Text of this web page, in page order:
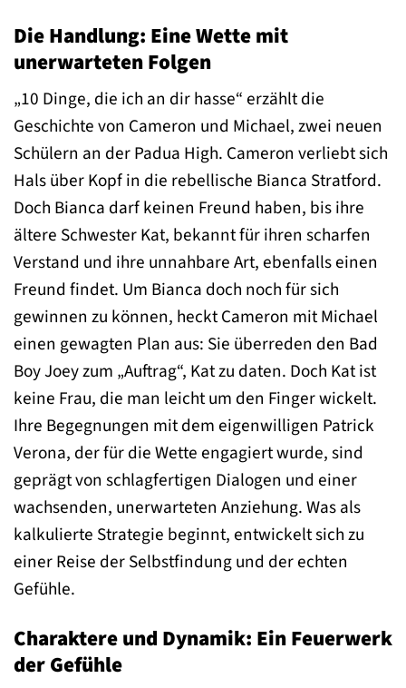
Die Handlung: Eine Wette mit
unerwarteten Folgen
„10 Dinge, die ich an dir hasse“ erzählt die
Geschichte von Cameron und Michael, zwei neuen
Schülern an der Padua High. Cameron verliebt sich
Hals über Kopf in die rebellische Bianca Stratford.
Doch Bianca darf keinen Freund haben, bis ihre
ältere Schwester Kat, bekannt für ihren scharfen
Verstand und ihre unnahbare Art, ebenfalls einen
Freund findet. Um Bianca doch noch für sich
gewinnen zu können, heckt Cameron mit Michael
einen gewagten Plan aus: Sie überreden den Bad
Boy Joey zum „Auftrag“, Kat zu daten. Doch Kat ist
keine Frau, die man leicht um den Finger wickelt.
Ihre Begegnungen mit dem eigenwilligen Patrick
Verona, der für die Wette engagiert wurde, sind
geprägt von schlagfertigen Dialogen und einer
wachsenden, unerwarteten Anziehung. Was als
kalkulierte Strategie beginnt, entwickelt sich zu
einer Reise der Selbstfindung und der echten
Gefühle.
Charaktere und Dynamik: Ein Feuerwerk
der Gefühle